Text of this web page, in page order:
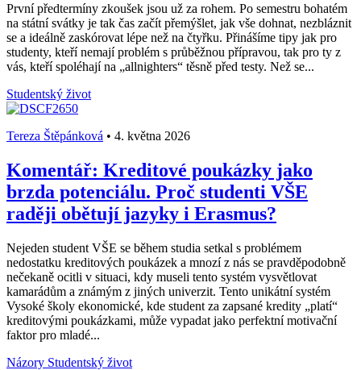
První předtermíny zkoušek jsou už za rohem. Po semestru bohatém
na státní svátky je tak čas začít přemýšlet, jak vše dohnat, nezbláznit
se a ideálně zaskórovat lépe než na čtyřku. Přinášíme tipy jak pro
studenty, kteří nemají problém s průběžnou přípravou, tak pro ty z
vás, kteří spoléhají na „allnighters“ těsně před testy. Než se...
Studentský život
Tereza Štěpánková • 4. května 2026
Komentář: Kreditové poukázky jako
brzda potenciálu. Proč studenti VŠE
raději obětují jazyky i Erasmus?
Nejeden student VŠE se během studia setkal s problémem
nedostatku kreditových poukázek a mnozí z nás se pravděpodobně
nečekaně ocitli v situaci, kdy museli tento systém vysvětlovat
kamarádům a známým z jiných univerzit. Tento unikátní systém
Vysoké školy ekonomické, kde student za zapsané kredity „platí“
kreditovými poukázkami, může vypadat jako perfektní motivační
faktor pro mladé...
Názory Studentský život